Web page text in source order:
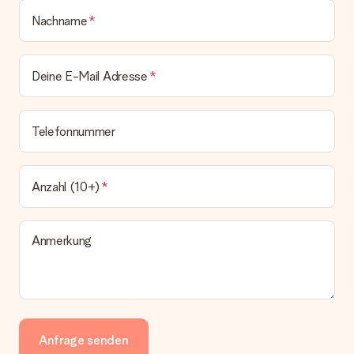
Nachname
Deine E-Mail Adresse
Telefonnummer
Anzahl (10+)
Anmerkung
Anfrage senden